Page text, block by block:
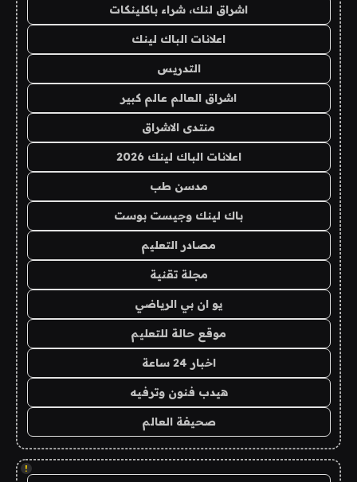
اشراق لنك، شراء باكلينكات
اعلانات الباك لينك
التدريس
اشراق العالم عالم كبير
منتدى الاشراق
اعلانات الباك لينك 2026
مدسن طب
باك لينك وجيست بوست
مصادر التعليم
مجلة تقنية
يو ان بي الرياضي
موقع حالة للتعليم
اخبار 24 ساعة
هيدب فنون وترفيه
صحيفة العالم
!